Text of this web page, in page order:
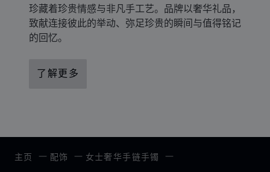
珍藏着珍贵情感与非凡手工艺。品牌以奢华礼品，
致献连接彼此的举动、弥足珍贵的瞬间与值得铭记
的回忆。
了解更多
主页 配饰 女士奢华手链手镯